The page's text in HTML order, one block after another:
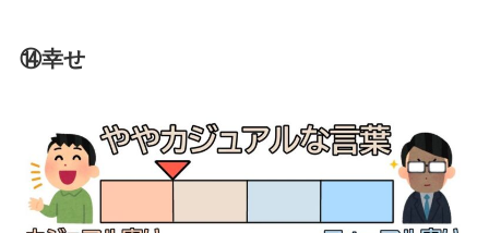
⑭幸せ